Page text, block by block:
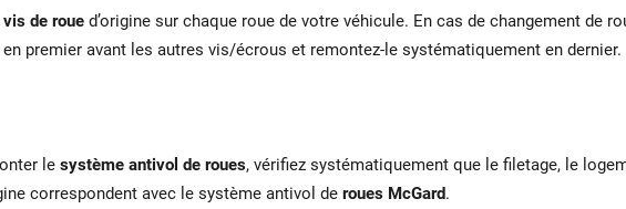
vis de roue d’origine sur chaque roue de votre véhicule. En cas de changement de
premier avant les autres vis/écrous et remontez-le systématiquement en dernier.
le système antivol de roues, vérifiez systématiquement que le filetage, le
correspondent avec le système antivol de roues McGard.